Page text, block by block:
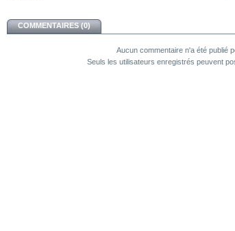
COMMENTAIRES (0)
Aucun commentaire n'a été publié
Seuls les utilisateurs enregistrés peuvent